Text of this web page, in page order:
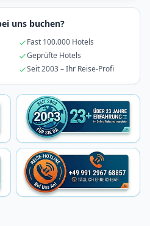
uns buchen?
Fast 100.000 Hotels
Geprüfte Hotels
Seit 2003 – Ihr Reise-Profi